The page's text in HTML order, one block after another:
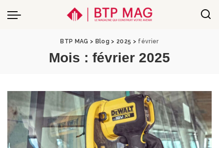
BTP MAG > Blog > 2025 > février
Mois : février 2025